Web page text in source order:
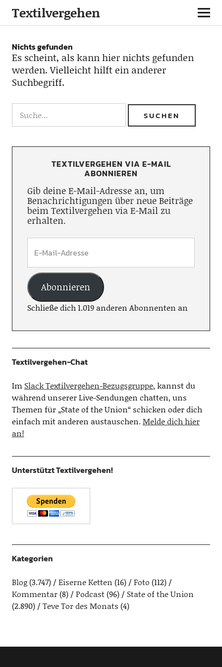
Textilvergehen
Nichts gefunden
Es scheint, als kann hier nichts gefunden
werden. Vielleicht hilft ein anderer
Suchbegriff.
TEXTILVERGEHEN VIA E-MAIL
ABONNIEREN
Gib deine E-Mail-Adresse an, um
Benachrichtigungen über neue Beiträge
beim Textilvergehen via E-Mail zu
erhalten.
Abonnieren
Schließe dich 1.019 anderen Abonnenten an
Textilvergehen-Chat
Im Slack Textilvergehen-Bezugsgruppe, kannst du
während unserer Live-Sendungen chatten, uns
Themen für „State of the Union“ schicken oder dich
einfach mit anderen austauschen.Melde dich hier
an!
Unterstützt Textilvergehen!
Kategorien
Blog(3.747) Eiserne Ketten (16) Foto (112)
Kommentar(8) Podcast(96)
State of the Union
(2.890)
Teve Tor des Monats (4)